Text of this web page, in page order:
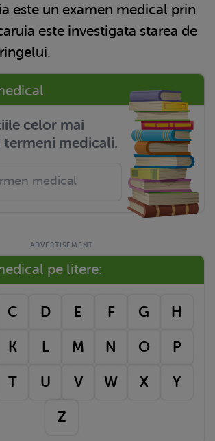
este un examen medical prin
este investigata starea de
celor mai
medicali.
pe litere:
C D E F G H
K L M N O P
T U V W X Y
Z